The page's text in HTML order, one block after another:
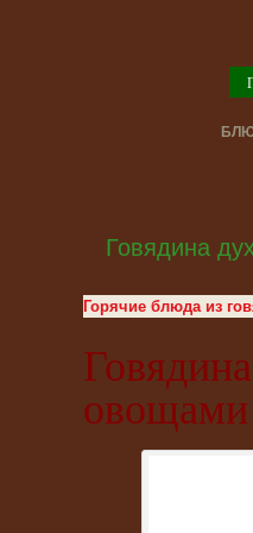
Говядина
Горячие блюда из
овощами